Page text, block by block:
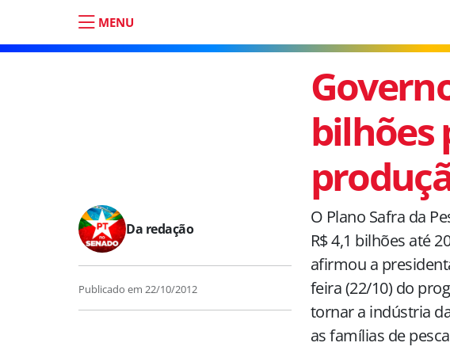
MENU
bilhões
Da redação
Publicado em 22/10/2012
O Plano Safra da
R$ 4,1 bilhões até
afirmou a
feira (22/10) do
tornar a indústria
as famílias de